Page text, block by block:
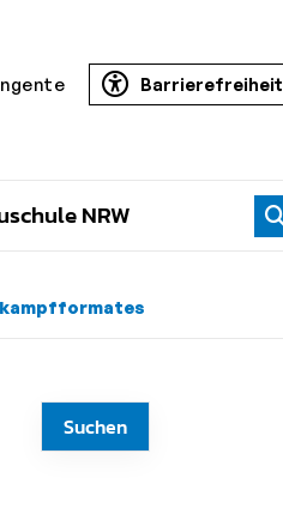
Barrierefreiheit
NRW